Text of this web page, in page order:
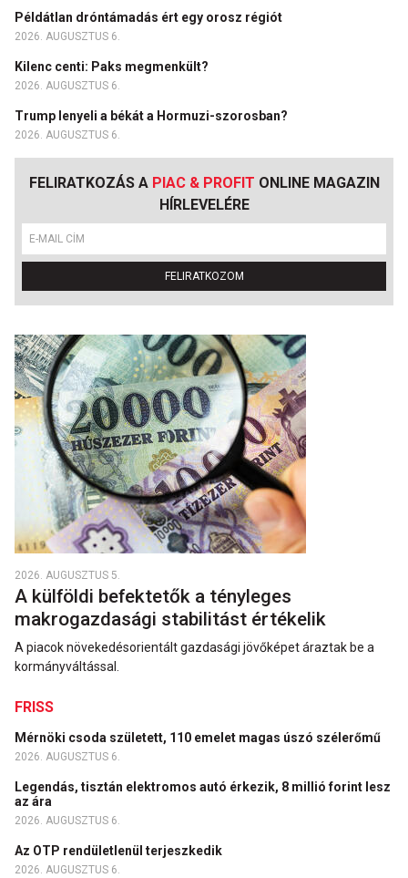
Példátlan dróntámadás ért egy orosz régiót
2026. AUGUSZTUS 6.
Kilenc centi: Paks megmenkült?
2026. AUGUSZTUS 6.
Trump lenyeli a békát a Hormuzi-szorosban?
2026. AUGUSZTUS 6.
FELIRATKOZÁS A PIAC & PROFIT ONLINE MAGAZIN
HÍRLEVELÉRE
FELIRATKOZOM
2026. AUGUSZTUS 5.
A külföldi befektetők a tényleges
makrogazdasági stabilitást értékelik
A piacok növekedésorientált gazdasági jövőképet áraztak be a
kormányváltással.
FRISS
Mérnöki csoda született, 110 emelet magas úszó szélerőmű
2026. AUGUSZTUS 6.
Legendás, tisztán elektromos autó érkezik, 8 millió forint lesz
az ára
2026. AUGUSZTUS 6.
Az OTP rendületlenül terjeszkedik
2026. AUGUSZTUS 6.